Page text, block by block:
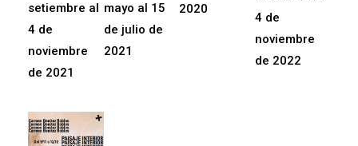
setiembre al
4 de
noviembre
de 2021
mayo al 15
de julio de
2021
2020
4 de
noviembre
de 2022